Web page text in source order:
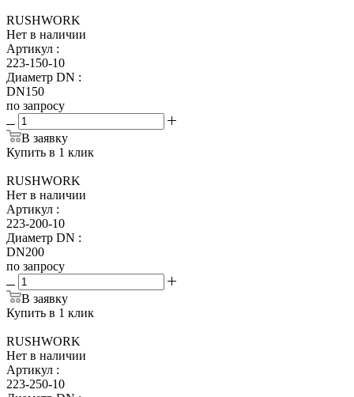
RUSHWORK
Нет в наличии
Артикул :
223-150-10
Диаметр DN :
DN150
по запросу
В заявку
Купить в 1 клик
RUSHWORK
Нет в наличии
Артикул :
223-200-10
Диаметр DN :
DN200
по запросу
В заявку
Купить в 1 клик
RUSHWORK
Нет в наличии
Артикул :
223-250-10